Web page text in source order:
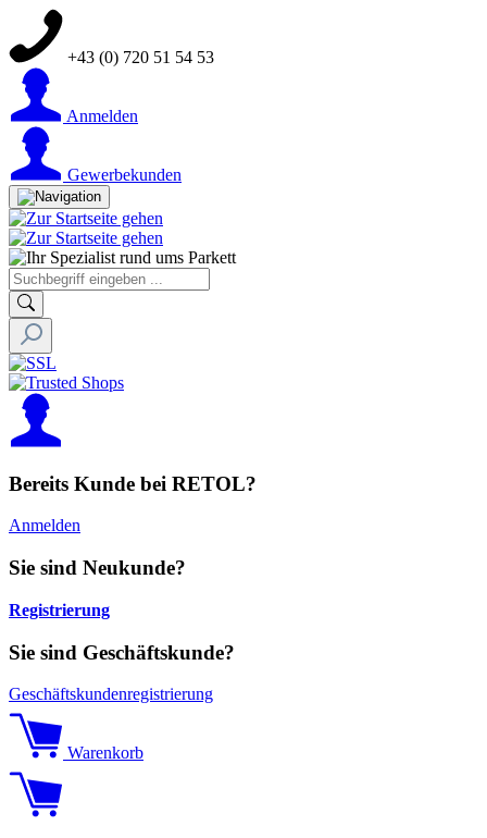
+43 (0) 720 51 54 53
Anmelden
Gewerbekunden
Bereits Kunde bei RETOL?
Anmelden
Sie sind Neukunde?
Registrierung
Sie sind Geschäftskunde?
Geschäftskundenregistrierung
Warenkorb